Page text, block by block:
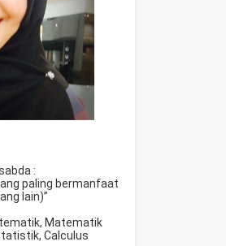
:
paling bermanfaat
lain)”
Matematik
Calculus